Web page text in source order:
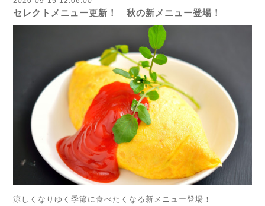
セレクトメニュー更新！ 秋の新メニュー登場！
涼しくなりゆく季節に食べたくなる新メニュー登場！